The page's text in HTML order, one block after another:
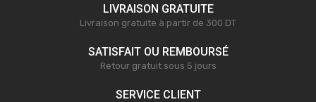
LIVRAISON GRATUITE
Livraison gratuite à partir de 300 DT
SATISFAIT OU REMBOURSÉ
Retour gratuit sous 5 jours
SERVICE CLIENT